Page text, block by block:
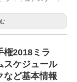
権2018ミラ
スケジュール
など基本情報